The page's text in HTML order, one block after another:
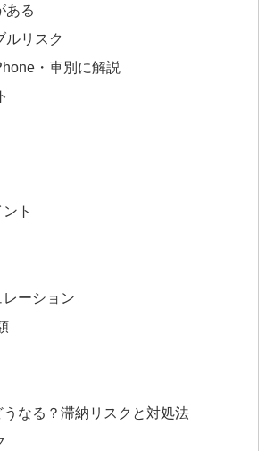
ある
ルリスク
・車別に解説
ト
ーション
なる？滞納リスクと対処法